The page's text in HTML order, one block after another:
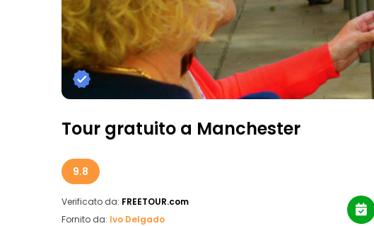
Tour gratuito a Manchester
9.8
Verificato da: FREETOUR.com
Fornito da: Ivo Delgado